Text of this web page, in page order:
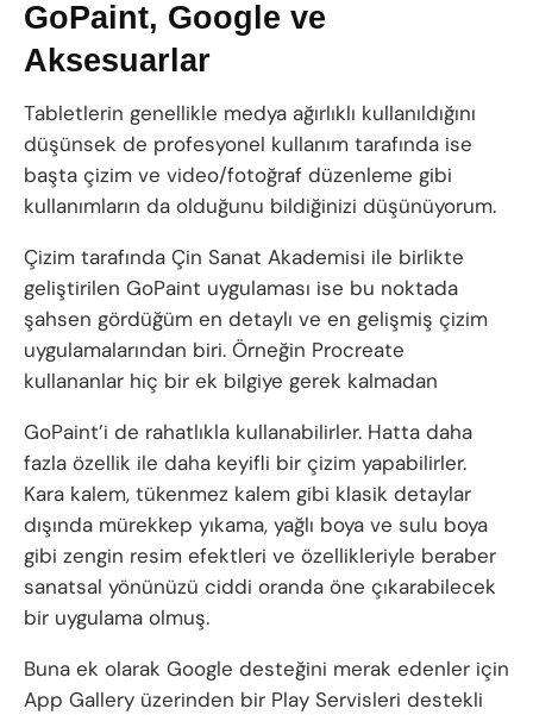
GoPaint, Google ve
Aksesuarlar
Tabletlerin genellikle medya ağırlıklı kullanıldığını
düşünsek de profesyonel kullanım tarafında ise
başta çizim ve video/fotoğraf düzenleme gibi
kullanımların da olduğunu bildiğinizi düşünüyorum.
Çizim tarafında Çin Sanat Akademisi ile birlikte
geliştirilen GoPaint uygulaması ise bu noktada
şahsen gördüğüm en detaylı ve en gelişmiş çizim
uygulamalarından biri. Örneğin Procreate
kullananlar hiç bir ek bilgiye gerek kalmadan
GoPaint’i de rahatlıkla kullanabilirler. Hatta daha
fazla özellik ile daha keyifli bir çizim yapabilirler.
Kara kalem, tükenmez kalem gibi klasik detaylar
dışında mürekkep yıkama, yağlı boya ve sulu boya
gibi zengin resim efektleri ve özellikleriyle beraber
sanatsal yönünüzü ciddi oranda öne çıkarabilecek
bir uygulama olmuş.
Buna ek olarak Google desteğini merak edenler için
App Gallery üzerinden bir Play Servisleri destekli